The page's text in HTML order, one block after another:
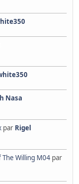
Nasa
par Rigel
The Willing M04 par